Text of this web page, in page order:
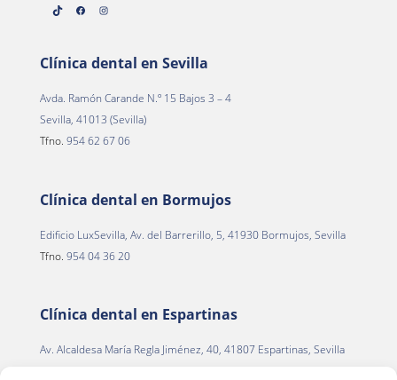
TikTokFacebookInstagram
Clínica dental en Sevilla
Avda. Ramón Carande N.º 15 Bajos 3 – 4
Sevilla, 41013 (Sevilla)
Tfno. 954 62 67 06
Clínica dental en Bormujos
Edificio LuxSevilla, Av. del Barrerillo, 5, 41930 Bormujos, Sevilla
Tfno. 954 04 36 20
Clínica dental en Espartinas
Av. Alcaldesa María Regla Jiménez, 40, 41807 Espartinas, Sevilla